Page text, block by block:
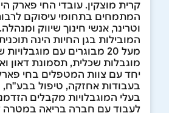
קרית מוצקין. עובדי החי פארק
המתמחים בתחומי עיסוקם
וטרינר, אנשי חינוך שיווק
המובילות בגן החיות הינה
מעל 20 מבוגרים עם
מוגבלות שכלית, תסמונת דאון
יחד עם צוות המטפלים בחי
בעבודות אחזקה, טיפול בבע"ח,
בעלי המוגבלויות מקבלים
לעבוד עם חברה בריאה במטרה